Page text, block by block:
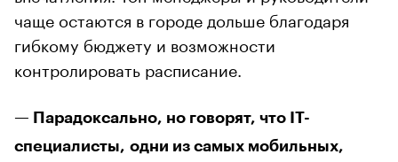
чаще остаются в городе дольше благодаря
гибкому бюджету и возможности
контролировать расписание.
— Парадоксально, но говорят, что IT-
специалисты, одни из самых мобильных,